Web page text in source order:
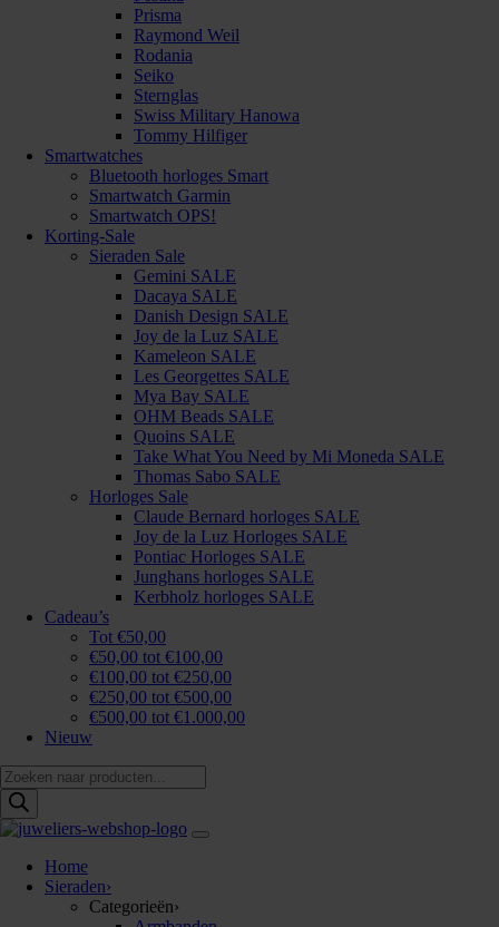
Prisma
Raymond Weil
Rodania
Seiko
Sternglas
Swiss Military Hanowa
Tommy Hilfiger
Smartwatches
Bluetooth horloges Smart
Smartwatch Garmin
Smartwatch OPS!
Korting-Sale
Sieraden Sale
Gemini SALE
Dacaya SALE
Danish Design SALE
Joy de la Luz SALE
Kameleon SALE
Les Georgettes SALE
Mya Bay SALE
OHM Beads SALE
Quoins SALE
Take What You Need by Mi Moneda SALE
Thomas Sabo SALE
Horloges Sale
Claude Bernard horloges SALE
Joy de la Luz Horloges SALE
Pontiac Horloges SALE
Junghans horloges SALE
Kerbholz horloges SALE
Cadeau’s
Tot €50,00
€50,00 tot €100,00
€100,00 tot €250,00
€250,00 tot €500,00
€500,00 tot €1.000,00
Nieuw
Producten
zoeken
Home
Sieraden›
Categorieën›